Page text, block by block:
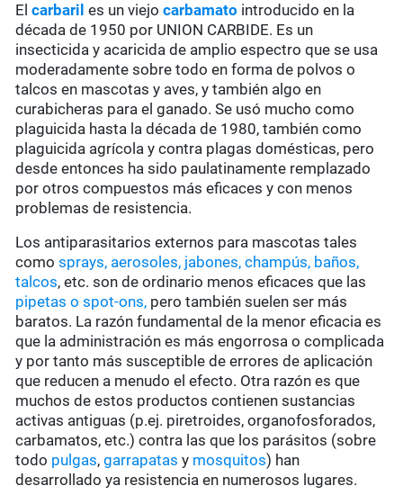
Elcarbaril es un viejo carbamato introducido en la
década de 1950 por UNION CARBIDE. Es un
insecticida y acaricida de amplio espectro que se usa
moderadamente sobre todo en forma de polvos o
talcos en mascotas y aves, y también algo en
curabicheras para el ganado. Se usó mucho como
plaguicida hasta la década de 1980, también como
plaguicida agrícola y contra plagas domésticas, pero
desde entonces ha sido paulatinamente remplazado
por otros compuestos más eficaces y con menos
problemas de resistencia.
Los antiparasitarios externos para mascotas tales
comosprays, aerosoles, jabones, champús, baños,
talcos, etc. son de ordinario menos eficaces que las
pipetas o spot-ons, pero también suelen ser más
baratos. La razón fundamental de la menor eficacia es
que la administración es más engorrosa o complicada
y por tanto más susceptible de errores de aplicación
que reducen a menudo el efecto. Otra razón es que
muchos de estos productos contienen sustancias
activas antiguas (p.ej. piretroides, organofosforados,
carbamatos, etc.) contra las que los parásitos (sobre
todo pulgas,garrapatas y mosquitos) han
desarrollado ya resistencia en numerosos lugares.